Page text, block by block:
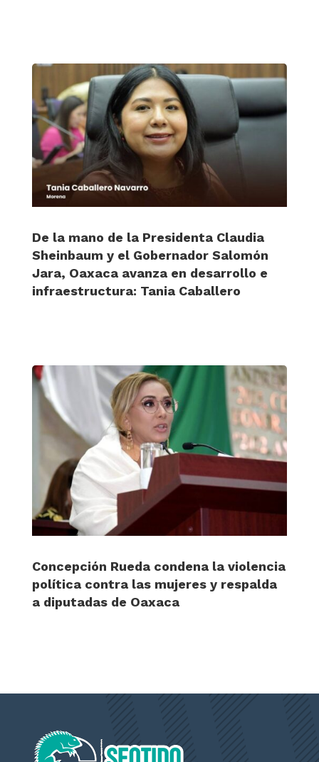
De la mano de la Presidenta Claudia
Sheinbaum y el Gobernador Salomón
Jara, Oaxaca avanza en desarrollo e
infraestructura: Tania Caballero
Concepción Rueda condena la violencia
política contra las mujeres y respalda
a diputadas de Oaxaca